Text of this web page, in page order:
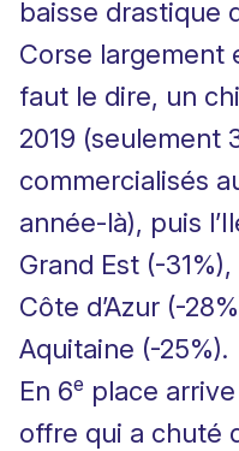
baisse drastique
Corse largement
faut le dire, un
2019 (seulement
commercialisés
année-là), puis
Grand Est (-
Côte d’Azur (-
Aquitaine (-25%).
En 6e place
offre qui a chuté